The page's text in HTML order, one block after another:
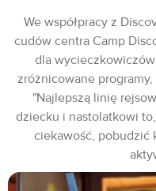
We współpracy z
cudów centra Camp
dla
zróżnicowane
"Najlepszą linię
dziecku i nastolatkowi
ciekawość, pobudzić